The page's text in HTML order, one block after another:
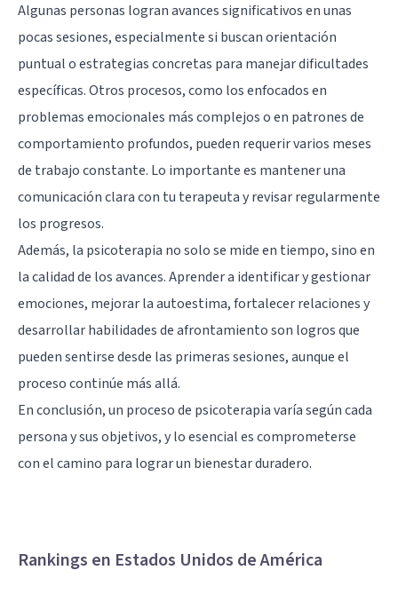
Algunas personas logran avances significativos en unas
pocas sesiones, especialmente si buscan orientación
puntual o estrategias concretas para manejar dificultades
específicas. Otros procesos, como los enfocados en
problemas emocionales más complejos o en patrones de
comportamiento profundos, pueden requerir varios meses
de trabajo constante. Lo importante es mantener una
comunicación clara con tu terapeuta y revisar regularmente
los progresos.
Además, la psicoterapia no solo se mide en tiempo, sino en
la calidad de los avances. Aprender a identificar y gestionar
emociones, mejorar la autoestima, fortalecer relaciones y
desarrollar habilidades de afrontamiento son logros que
pueden sentirse desde las primeras sesiones, aunque el
proceso continúe más allá.
En conclusión, un proceso de psicoterapia varía según cada
persona y sus objetivos, y lo esencial es comprometerse
con el camino para lograr un bienestar duradero.
Rankings en Estados Unidos de América